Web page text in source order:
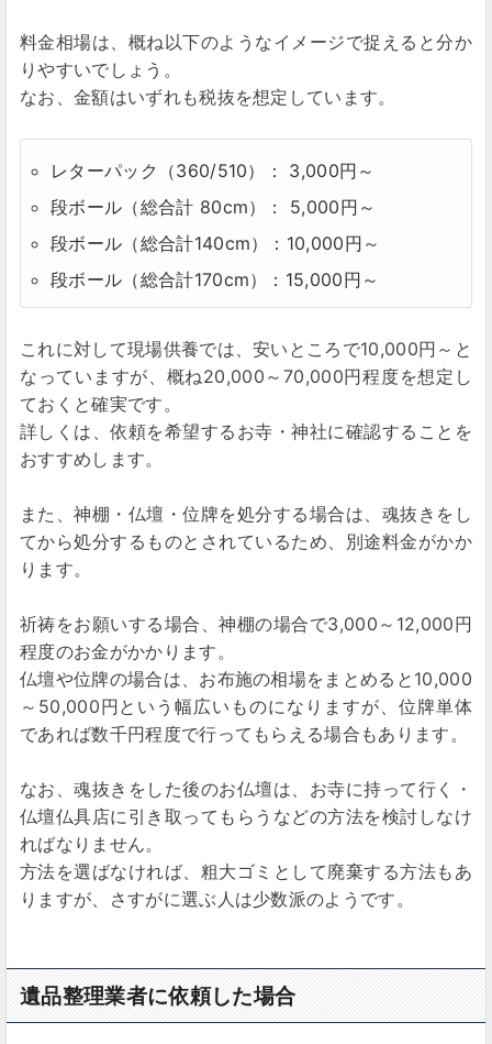
料金相場は、概ね以下のようなイメージで捉えると分か
りやすいでしょう。
なお、金額はいずれも税抜を想定しています。
レターパック（360/510）： 3,000円～
段ボール（総合計 80cm）： 5,000円～
段ボール（総合計140cm）：10,000円～
段ボール（総合計170cm）：15,000円～
これに対して現場供養では、安いところで10,000円～と
なっていますが、概ね20,000～70,000円程度を想定し
ておくと確実です。
詳しくは、依頼を希望するお寺・神社に確認することを
おすすめします。
また、神棚・仏壇・位牌を処分する場合は、魂抜きをし
てから処分するものとされているため、別途料金がかか
ります。
祈祷をお願いする場合、神棚の場合で3,000～12,000円
程度のお金がかかります。
仏壇や位牌の場合は、お布施の相場をまとめると10,000
～50,000円という幅広いものになりますが、位牌単体
であれば数千円程度で行ってもらえる場合もあります。
なお、魂抜きをした後のお仏壇は、お寺に持って行く・
仏壇仏具店に引き取ってもらうなどの方法を検討しなけ
ればなりません。
方法を選ばなければ、粗大ゴミとして廃棄する方法もあ
りますが、さすがに選ぶ人は少数派のようです。
遺品整理業者に依頼した場合